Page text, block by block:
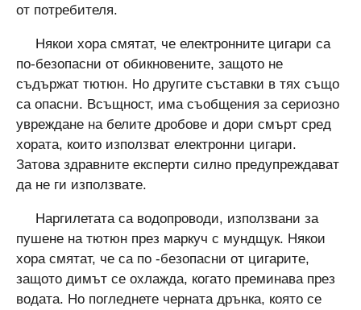
от потребителя.
Някои хора смятат, че електронните цигари са
по-безопасни от обикновените, защото не
съдържат тютюн. Но другите съставки в тях също
са опасни. Всъщност, има съобщения за сериозно
увреждане на белите дробове и дори смърт сред
хората, които използват електронни цигари.
Затова здравните експерти силно предупреждават
да не ги използвате.
Наргилетата са водопроводи, използвани за
пушене на тютюн през маркуч с мундщук. Някои
хора смятат, че са по -безопасни от цигарите,
защото димът се охлажда, когато преминава през
водата. Но погледнете черната дрънка, която се